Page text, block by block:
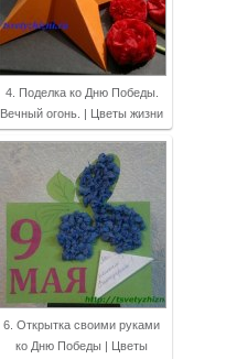
4. Поделка ко Дню Победы.
Вечный огонь. | Цветы жизни
6. Открытка своими руками
ко Дню Победы | Цветы